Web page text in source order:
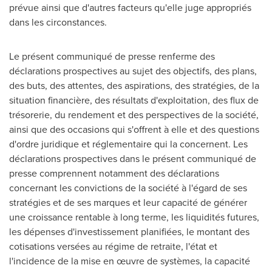
prévue ainsi que d'autres facteurs qu'elle juge appropriés
dans les circonstances.
Le présent communiqué de presse renferme des
déclarations prospectives au sujet des objectifs, des plans,
des buts, des attentes, des aspirations, des stratégies, de la
situation financière, des résultats d'exploitation, des flux de
trésorerie, du rendement et des perspectives de la société,
ainsi que des occasions qui s'offrent à elle et des questions
d'ordre juridique et réglementaire qui la concernent. Les
déclarations prospectives dans le présent communiqué de
presse comprennent notamment des déclarations
concernant les convictions de la société à l'égard de ses
stratégies et de ses marques et leur capacité de générer
une croissance rentable à long terme, les liquidités futures,
les dépenses d'investissement planifiées, le montant des
cotisations versées au régime de retraite, l'état et
l'incidence de la mise en œuvre de systèmes, la capacité